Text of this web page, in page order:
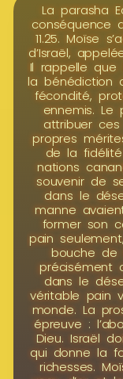
La parasha
conséquence
11.25. Moïse
d’Israël,
Il rappelle que
la bénédiction
fécondité,
ennemis.
attribuer
propres
de la
nations
souvenir de
dans le
manne
former son
pain
bouche de
précisément
dans le
véritable pain
monde. La
épreuve :
Dieu. Israël
qui donne la
richesses.